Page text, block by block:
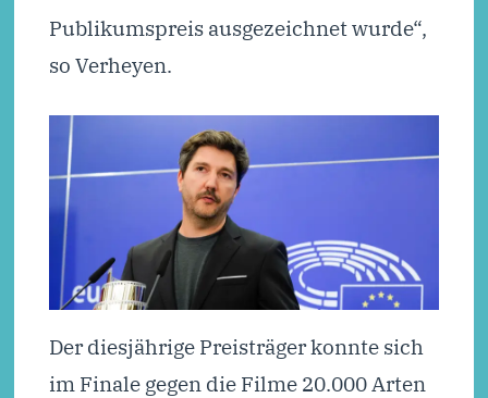
Publikumspreis ausgezeichnet wurde“,
so Verheyen.
Der diesjährige Preisträger konnte sich
im Finale gegen die Filme 20.000 Arten